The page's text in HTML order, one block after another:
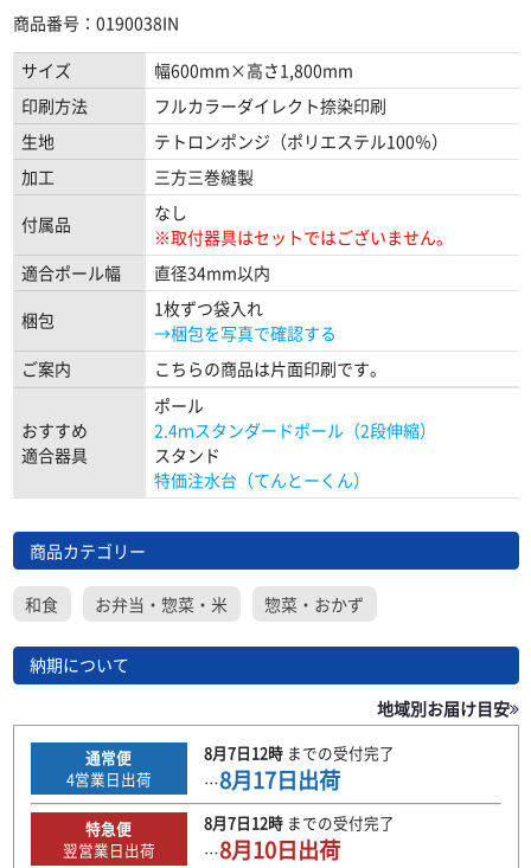
商品番号：0190038IN
サイズ
幅600mm×高さ1,800mm
印刷方法
フルカラーダイレクト捺染印刷
生地
テトロンポンジ（ポリエステル100％）
加工
三方三巻縫製
付属品
なし
※取付器具はセットではございません。
適合ポール幅
直径34mm以内
梱包
1枚ずつ袋入れ
→梱包を写真で確認する
ご案内
こちらの商品は片面印刷です。
おすすめ
適合器具
ポール
2.4ｍスタンダードポール（2段伸縮）
スタンド
特価注水台（てんとーくん）
商品カテゴリー
和食 お弁当・惣菜・米 惣菜・おかず
納期について
地域別お届け目安
通常便
4営業日出荷
8月7日12時までの受付完了
…8月17日出荷
特急便
翌営業日出荷
8月7日12時までの受付完了
…8月10日出荷